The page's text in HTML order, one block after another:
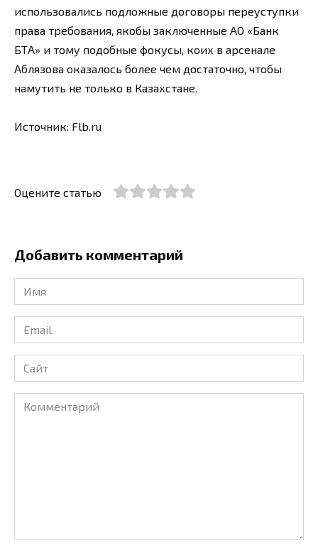
использовались подложные договоры переуступки
права требования, якобы заключенные АО «Банк
БТА» и тому подобные фокусы, коих в арсенале
Аблязова оказалось более чем достаточно, чтобы
намутить не только в Казахстане.
Источник: Flb.ru
Оцените статью
Добавить комментарий
Имя
*
Email
*
Сайт
Комментарий